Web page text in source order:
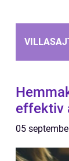
effektiv
05